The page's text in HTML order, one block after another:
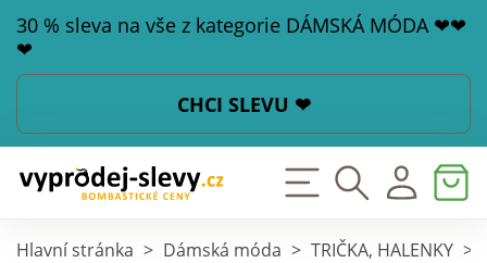
30 % sleva na vše z kategorie DÁMSKÁ MÓDA ❤❤
❤
CHCI SLEVU ❤
Hlavní stránka > Dámská móda > TRIČKA, HALENKY >